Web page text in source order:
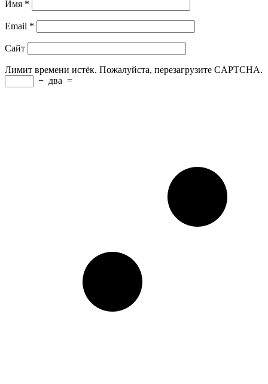
Имя *
Email *
Сайт
Лимит времени истёк. Пожалуйста, перезагрузите CAPTCHA.
− два =